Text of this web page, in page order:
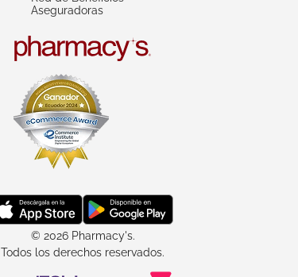
Aseguradoras
© 2026 Pharmacy's.
Todos los derechos reservados.